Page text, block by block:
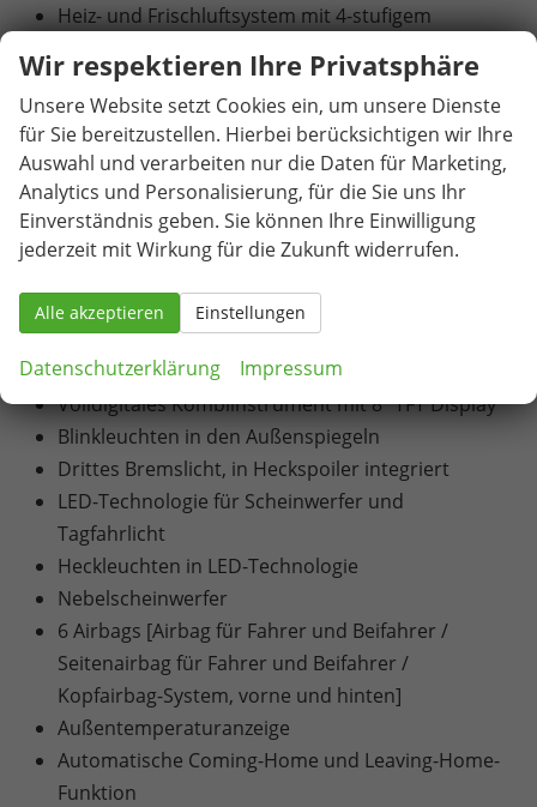
Heiz- und Frischluftsystem mit 4-stufigem
2-Zonen-Climatronic (Klimaanlage mit
elektronischer Temperaturregelung)
Pollenfilter
6 Lautsprecher
Infotainmentsystem mit 8,25" Display [USB-C-
Schnittstelle / Bluetooth-Schnittstelle mit
Streaming / Vorbereitet für die Aktivierung von
SEAT CONNECT mit kostenloser Vertragslaufzeit
von 10 Jahren]
Volldigitales Kombiinstrument mit 8" TFT Display
Blinkleuchten in den Außenspiegeln
Drittes Bremslicht, in Heckspoiler integriert
LED-Technologie für Scheinwerfer und
Tagfahrlicht
Heckleuchten in LED-Technologie
Nebelscheinwerfer
6 Airbags [Airbag für Fahrer und Beifahrer /
Seitenairbag für Fahrer und Beifahrer /
Kopfairbag-System, vorne und hinten]
Außentemperaturanzeige
Automatische Coming-Home und Leaving-Home-
Funktion
Wir respektieren Ihre Privatsphäre
Unsere Website setzt Cookies ein, um unsere Dienste
für Sie bereitzustellen. Hierbei berücksichtigen wir Ihre
Auswahl und verarbeiten nur die Daten für Marketing,
Analytics und Personalisierung, für die Sie uns Ihr
Einverständnis geben. Sie können Ihre Einwilligung
jederzeit mit Wirkung für die Zukunft widerrufen.
Alle akzeptieren Einstellungen
Datenschutzerklärung Impressum